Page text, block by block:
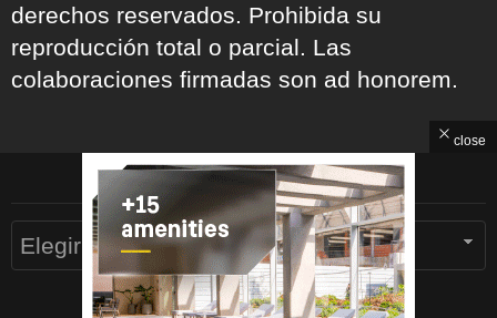
derechos reservados. Prohibida su
reproducción total o parcial. Las
colaboraciones firmadas son ad honorem.
ARCHIVOS
Archivos
close